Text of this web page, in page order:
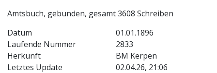
Amtsbuch, gebunden, gesamt 3608 Schreiben
Datum
01.01.1896
Laufende Nummer
2833
Herkunft
BM Kerpen
Letztes Update
02.04.26, 21:06